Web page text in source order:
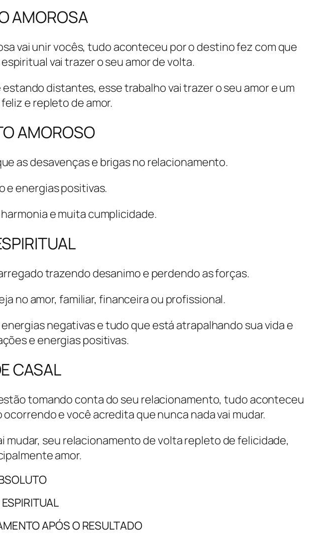
AMOROSA
vai unir vocês, tudo aconteceu por o destino fez com que
vai trazer o seu amor de volta.
distantes, esse trabalho vai trazer o seu amor e um
e repleto de amor.
AMOROSO
as desavenças e brigas no relacionamento.
e energias positivas.
e muita cumplicidade.
trazendo desanimo e perdendo as forças.
no amor, familiar, financeira ou profissional.
negativas e tudo que está atrapalhando sua vida e
e energias positivas.
CASAL
tomando conta do seu relacionamento, tudo aconteceu
e você acredita que nunca nada vai mudar.
mudar, seu relacionamento de volta repleto de felicidade,
amor.
APÓS O RESULTADO